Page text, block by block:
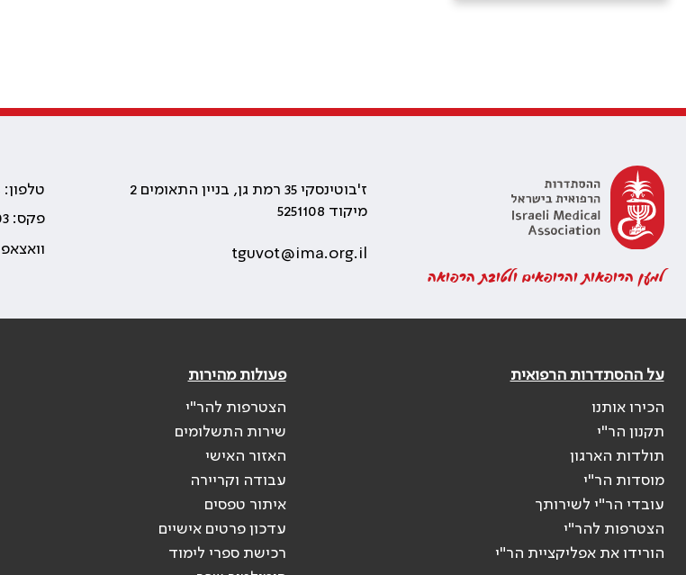
למען הרופאות והרופאים ולטובת הרפואה
ז'בוטינסקי 35 רמת גן, בניין התאומים 2
מיקוד 5251108
tguvot@ima.org.il
טלפון: 03-6100444
פקס: 03-5753303
וואצאפ
על ההסתדרות הרפואית
הכירו אותנו
תקנון הר"י
תולדות הארגון
מוסדות הר"י
עובדי הר"י לשירותך
הצטרפות להר"י
הורידו את אפליקציית הר"י
פעולות מהירות
הצטרפות להר"י
שירות התשלומים
האזור האישי
עבודה וקריירה
איתור טפסים
עדכון פרטים אישיים
רכישת ספרי לימוד